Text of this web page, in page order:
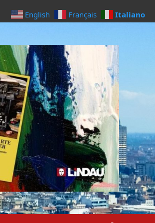
English Français Italiano